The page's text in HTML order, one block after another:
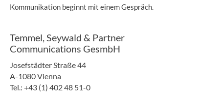
Kommunikation beginnt mit einem Gespräch.
Temmel, Seywald & Partner
Communications GesmbH
Josefstädter Straße 44
A-1080 Vienna
Tel.: +43 (1) 402 48 51-0